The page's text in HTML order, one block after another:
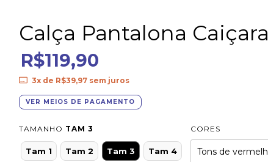
Calça Pantalona Caiçara
R$119,90
3x de R$39,97sem juros
VER MEIOS DE PAGAMENTO
TAMANHO TAM 3
Tam 1 Tam 2 Tam 3 Tam 4
CORES